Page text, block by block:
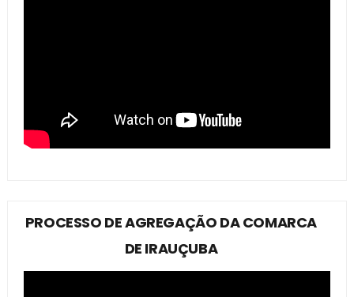
PROCESSO DE AGREGAÇÃO DA COMARCA
DE IRAUÇUBA